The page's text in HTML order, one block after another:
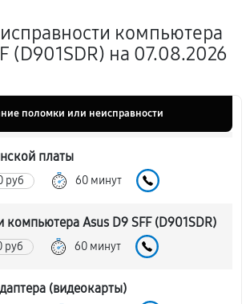
компьютера
(D901SDR) на 07.08.2026
поломки или неисправности
платы
руб 60 минут
компьютера Asus D9 SFF (D901SDR)
руб 60 минут
(видеокарты)